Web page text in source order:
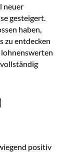
neuer
gesteigert.
haben,
zu entdecken
positiv